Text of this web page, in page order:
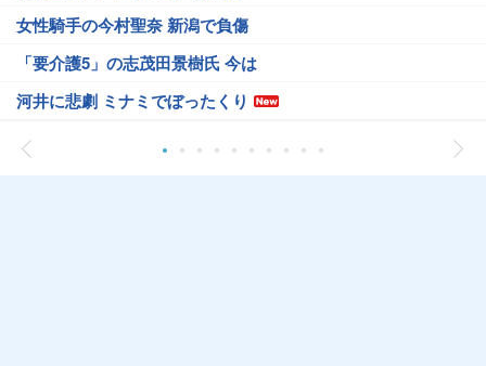
女性騎手の今村聖奈 新潟で負傷
「要介護5」の志茂田景樹氏 今は
河井に悲劇 ミナミでぼったくり